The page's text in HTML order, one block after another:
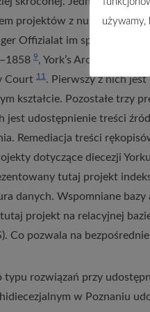
projektów z nurtu
Offizialat im späten
9, York’s Archbishops
Court 11 . Pierwszy z nich
kształcie. Pozostałe trzy
jest udostępnienie treści
Remediacja treści
dotyczące diecezji
tutaj projekt
danych. Wspomniane bazy
projekt na relacyjnej
Co pozwala na
rozwiązań przy
w Poznaniu
używamy,